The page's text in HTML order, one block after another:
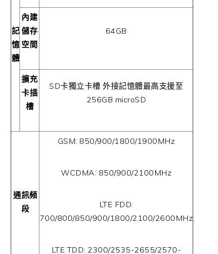
記
憶
體
內建
儲存
空間
64GB
擴充
卡插
槽
SD卡獨立卡槽 外接記憶體最高支援至
256GB microSD
通訊頻
段
GSM: 850/900/1800/1900MHz
WCDMA: 850/900/2100MHz
LTE FDD:
700/800/850/900/1800/2100/2600MHz
LTE TDD: 2300/2535-2655/2570-